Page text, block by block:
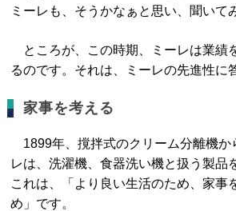
ミーレも、そうかなぁと思い、聞いて
ところが、この時期、ミーレは業績
るのです。それは、ミーレの先進性に
家事を考える
1899年、撹拌式のクリーム分離機か
レは、洗濯機、食器洗い機と扱う製品
これは、「より良い生活のため、家事
め」です。